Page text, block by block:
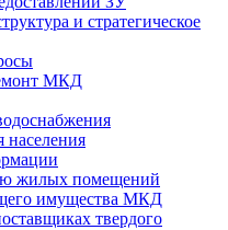
и стратегическое
МКД
жилых помещений
имущества МКД
твердого